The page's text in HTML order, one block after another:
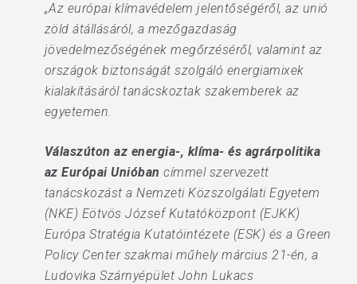
„Az európai klímavédelem jelentőségéről, az unió
zöld átállásáról, a mezőgazdaság
jövedelmezőségének megőrzéséről, valamint az
országok biztonságát szolgáló energiamixek
kialakításáról tanácskoztak szakemberek az
egyetemen.
Válaszúton az energia-, klíma- és agrárpolitika
az Európai Unióban címmel szervezett
tanácskozást a Nemzeti Közszolgálati Egyetem
(NKE) Eötvös József Kutatóközpont (EJKK)
Európa Stratégia Kutatóintézete (ESK) és a Green
Policy Center szakmai műhely március 21-én, a
Ludovika Szárnyépület John Lukacs